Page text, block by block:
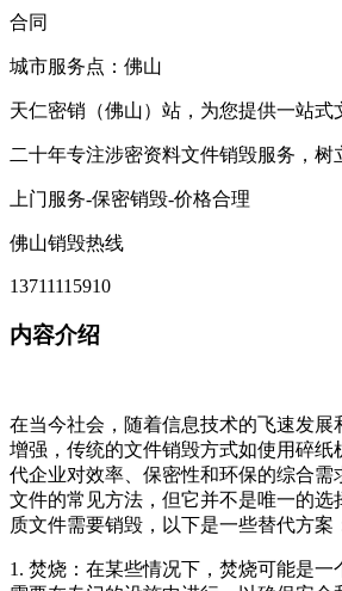
合同
城市服务点：佛山
天仁密销（佛山）站，为您提供一站式
二十年专注涉密资料文件销毁服务，树
上门服务-保密销毁-价格合理
佛山销毁热线
13711115910
内容介绍
在当今社会，随着信息技术的飞速发展
增强，传统的文件销毁方式如使用碎纸
代企业对效率、保密性和环保的综合需
文件的常见方法，但它并不是唯一的选
质文件需要销毁，以下是一些替代方案
1. 焚烧：在某些情况下，焚烧可能是一